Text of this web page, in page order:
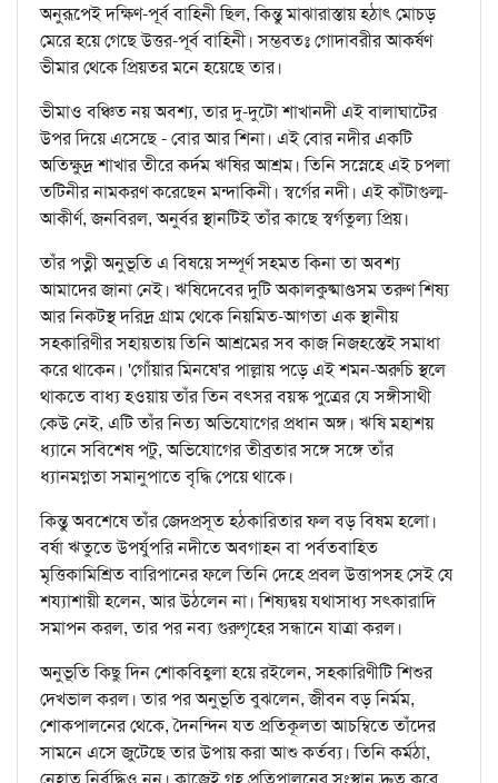
অনুরূপেই দক্ষিণ-পূর্ব বাহিনী ছিল, কিন্তু মাঝারাস্তায় হঠাৎ মোচড়
মেরে হয়ে গেছে উত্তর-পূর্ব বাহিনী। সম্ভবতঃ গোদাবরীর আকর্ষণ
ভীমার থেকে প্রিয়তর মনে হয়েছে তার।
ভীমাও বঞ্চিত নয় অবশ্য, তার দু-দুটো শাখানদী এই বালাঘাটের
উপর দিয়ে এসেছে - বোর আর শিনা। এই বোর নদীর একটি
অতিক্ষুদ্র শাখার তীরে কর্দম ঋষির আশ্রম। তিনি সস্নেহে এই চপলা
তটিনীর নামকরণ করেছেন মন্দাকিনী। স্বর্গের নদী। এই কাঁটাগুল্ম-
আকীর্ণ, জনবিরল, অনুর্বর স্থানটিই তাঁর কাছে স্বর্গতুল্য প্রিয়।
তাঁর পত্নী অনুভূতি এ বিষয়ে সম্পূর্ণ সহমত কিনা তা অবশ্য
আমাদের জানা নেই। ঋষিদেবের দুটি অকালকুষ্মাণ্ডসম তরুণ শিষ্য
আর নিকটস্থ দরিদ্র গ্রাম থেকে নিয়মিত-আগতা এক স্থানীয়
সহকারিণীর সহায়তায় তিনি আশ্রমের সব কাজ নিজহস্তেই সমাধা
করে থাকেন। 'গোঁয়ার মিনষে'র পাল্লায় পড়ে এই শমন-অরুচি স্থলে
থাকতে বাধ্য হওয়ায় তাঁর তিন বৎসর বয়স্ক পুত্রের যে সঙ্গীসাথী
কেউ নেই, এটি তাঁর নিত্য অভিযোগের প্রধান অঙ্গ। ঋষি মহাশয়
ধ্যানে সবিশেষ পটু, অভিযোগের তীব্রতার সঙ্গে সঙ্গে তাঁর
ধ্যানমগ্নতা সমানুপাতে বৃদ্ধি পেয়ে থাকে।
কিন্তু অবশেষে তাঁর জেদপ্রসূত হঠকারিতার ফল বড় বিষম হলো।
বর্ষা ঋতুতে উপর্যুপরি নদীতে অবগাহন বা পর্বতবাহিত
মৃত্তিকামিশ্রিত বারিপানের ফলে তিনি দেহে প্রবল উত্তাপসহ সেই যে
শয্যাশায়ী হলেন, আর উঠলেন না। শিষ্যদ্বয় যথাসাধ্য সৎকারাদি
সমাপন করল, তার পর নব্য গুরুগৃহের সন্ধানে যাত্রা করল।
অনুভূতি কিছু দিন শোকবিহ্বলা হয়ে রইলেন, সহকারিণীটি শিশুর
দেখভাল করল। তার পর অনুভূতি বুঝলেন, জীবন বড় নির্মম,
শোকপালনের থেকে, দৈনন্দিন যত প্রতিকূলতা আচম্বিতে তাঁদের
সামনে এসে জুটেছে তার উপায় করা আশু কর্তব্য। তিনি কর্মঠা,